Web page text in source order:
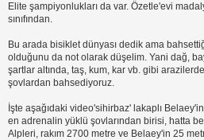
Elite şampiyonlukları da var. Özetle'evi
sınıfından.
Bu arada bisiklet dünyası dedik ama
olduğunu da not olarak düşelim. Yani dağ,
şartlar altında, taş, kum, kar vb. gibi
şovlardan bahsediyoruz.
İşte aşağıdaki video'sihirbaz' lakaplı
en adrenalin yüklü şovlarından birisi, hatta
Alpleri, rakım 2700 metre ve Belaey'in 25